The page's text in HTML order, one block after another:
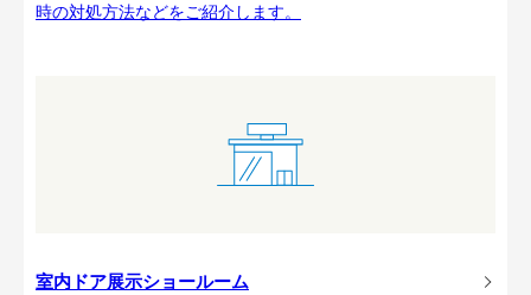
時の対処方法などをご紹介します。
室内ドア展示ショールーム